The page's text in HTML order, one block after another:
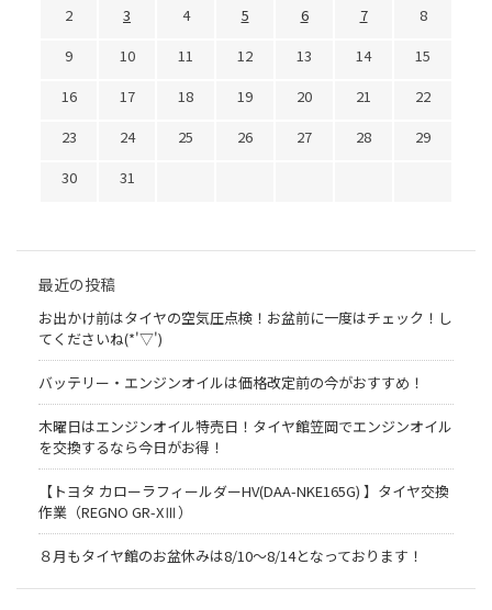
2
3 4 5 6 7
8
9
10 11 12 13 14
15
16
17 18 19 20 21
22
23
24 25 26 27 28
29
30
31
最近の投稿
お出かけ前はタイヤの空気圧点検！お盆前に一度はチェック！し
てくださいね(*'▽')
バッテリー・エンジンオイルは価格改定前の今がおすすめ！
木曜日はエンジンオイル特売日！タイヤ館笠岡でエンジンオイル
を交換するなら今日がお得！
【トヨタ カローラフィールダーHV(DAA-NKE165G) 】タイヤ交換
作業（REGNO GR-XⅢ）
８月もタイヤ館のお盆休みは8/10～8/14となっております！